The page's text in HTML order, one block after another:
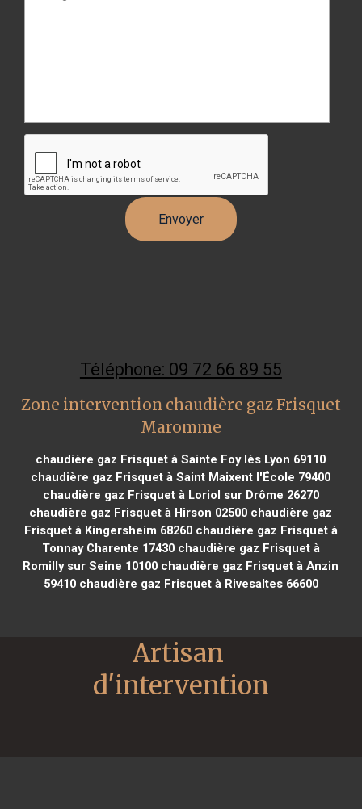
Téléphone: 09 72 66 89 55
Zone intervention chaudière gaz Frisquet
Maromme
chaudière gaz Frisquet à Sainte Foy lès Lyon 69110
chaudière gaz Frisquet à Saint Maixent l'École 79400
chaudière gaz Frisquet à Loriol sur Drôme 26270
chaudière gaz Frisquet à Hirson 02500 chaudière gaz
Frisquet à Kingersheim 68260chaudière gaz Frisquet à
Tonnay Charente 17430chaudière gaz Frisquet à
Romilly sur Seine 10100 chaudière gaz Frisquet à Anzin
59410chaudière gaz Frisquet à Rivesaltes 66600
Artisan
d'intervention